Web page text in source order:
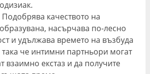
Подобрява качеството на
насърчава по-лесно
и удължава времето на възбуда
че интимни партньори могат
взаимно екстаз и да получите